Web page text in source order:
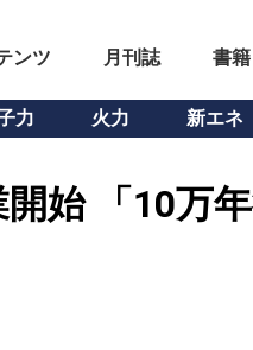
ンツ 月刊誌 書籍
力 火力 新エネ
始 「10万